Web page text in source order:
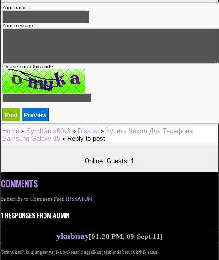
Your name:
Your message:
Please enter this code:
Home » Symbian s60v3 » Diskusi » Купить Чехол Для Телефона
Samsung Galaxy J5 » Reply to post
Online: Guests: 1
COMMENTS
Subscribe to Comment Feed (RSSATOM
1 RESPONSES FROM ADMIN
ykubnay[01:28 PM, 09-Sept-11]
Terima kasih kunjungannya jika berkenan tinggalkan jejak anda berupa kritik saran.